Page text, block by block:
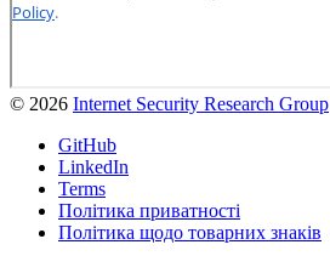
© 2026 Internet Security Research Group
GitHub
LinkedIn
Terms
Політика приватності
Політика щодо товарних знаків